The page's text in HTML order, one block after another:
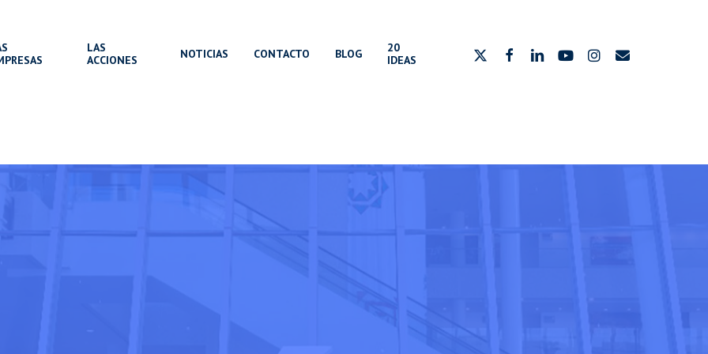
LAS
ACCIONES
NOTICIAS CONTACTO BLOG
20
IDEAS
x-
facebooklinkedinyoutubeinstagram
email